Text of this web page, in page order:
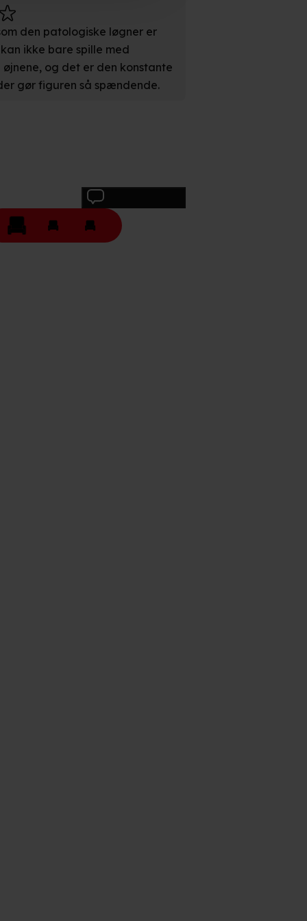
Dine valg anvendes på
cookiepolitik.
den patologiske løgner er
ikke bare spille med
og det er den konstante
gør figuren så spændende.